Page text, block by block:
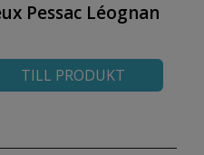
Pessac Léognan
TILL PRODUKT